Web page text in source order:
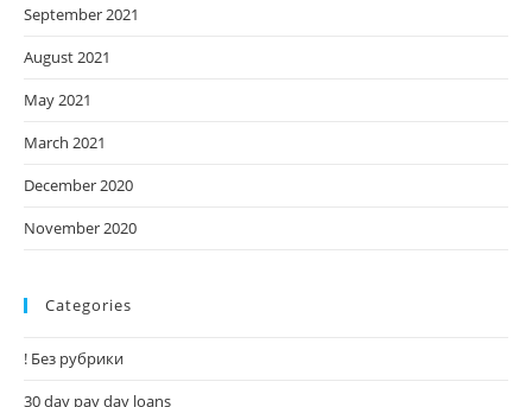
September 2021
August 2021
May 2021
March 2021
December 2020
November 2020
Categories
! Без рубрики
30 day pay day loans